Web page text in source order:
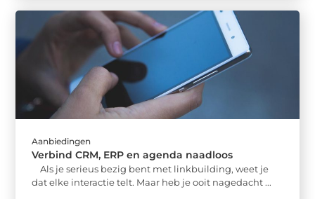
Aanbiedingen
Verbind CRM, ERP en agenda naadloos
Als je serieus bezig bent met linkbuilding, weet je
dat elke interactie telt. Maar heb je ooit nagedacht ...